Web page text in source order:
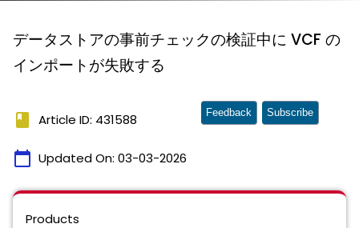
データストアの事前チェックの検証中に VCF の
インポートが失敗する
book Article ID: 431588
calendar_today Updated On: 03-03-2026
Feedback Subscribe
Products